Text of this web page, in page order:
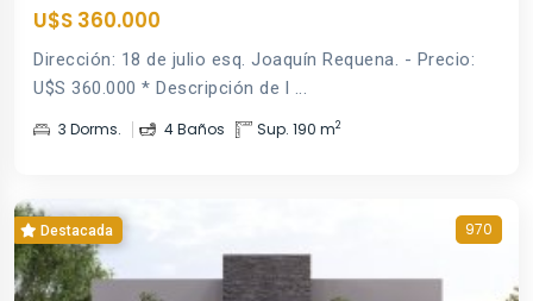
U$S 360.000
Dirección: 18 de julio esq. Joaquín Requena. - Precio:
U$S 360.000 * Descripción de l ...
3 Dorms. 4 Baños Sup. 190 m2
Destacada 970